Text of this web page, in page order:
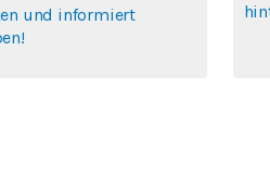
und informiert